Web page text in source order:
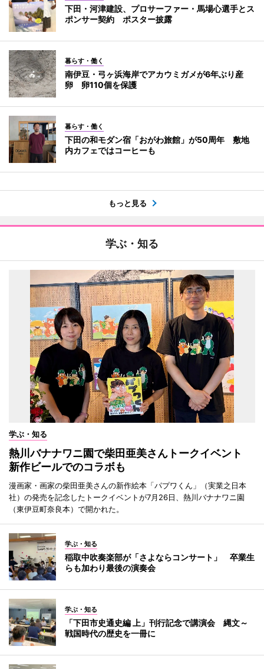
下田・河津建設、プロサーファー・馬場心選手とス
ポンサー契約 ポスター披露
暮らす・働く
南伊豆・弓ヶ浜海岸でアカウミガメが6年ぶり産
卵 卵110個を保護
暮らす・働く
下田の和モダン宿「おがわ旅館」が50周年 敷地
内カフェではコーヒーも
もっと見る
学ぶ・知る
学ぶ・知る
熱川バナナワニ園で柴田亜美さんトークイベント
新作ビールでのコラボも
漫画家・画家の柴田亜美さんの新作絵本「パプワくん」（実業之日本
社）の発売を記念したトークイベントが7月26日、熱川バナナワニ園
（東伊豆町奈良本）で開かれた。
学ぶ・知る
稲取中吹奏楽部が「さよならコンサート」 卒業生
らも加わり最後の演奏会
学ぶ・知る
「下田市史通史編 上」刊行記念で講演会 縄文～
戦国時代の歴史を一冊に